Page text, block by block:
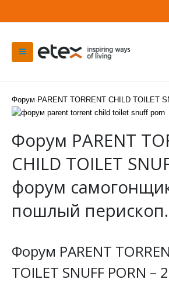
Форум PARENT TORRENT CHILD TOILET
Форум PARENT
CHILD TOILET
форум
пошлый перископ.
Форум PARENT
TOILET SNUFF PORN –